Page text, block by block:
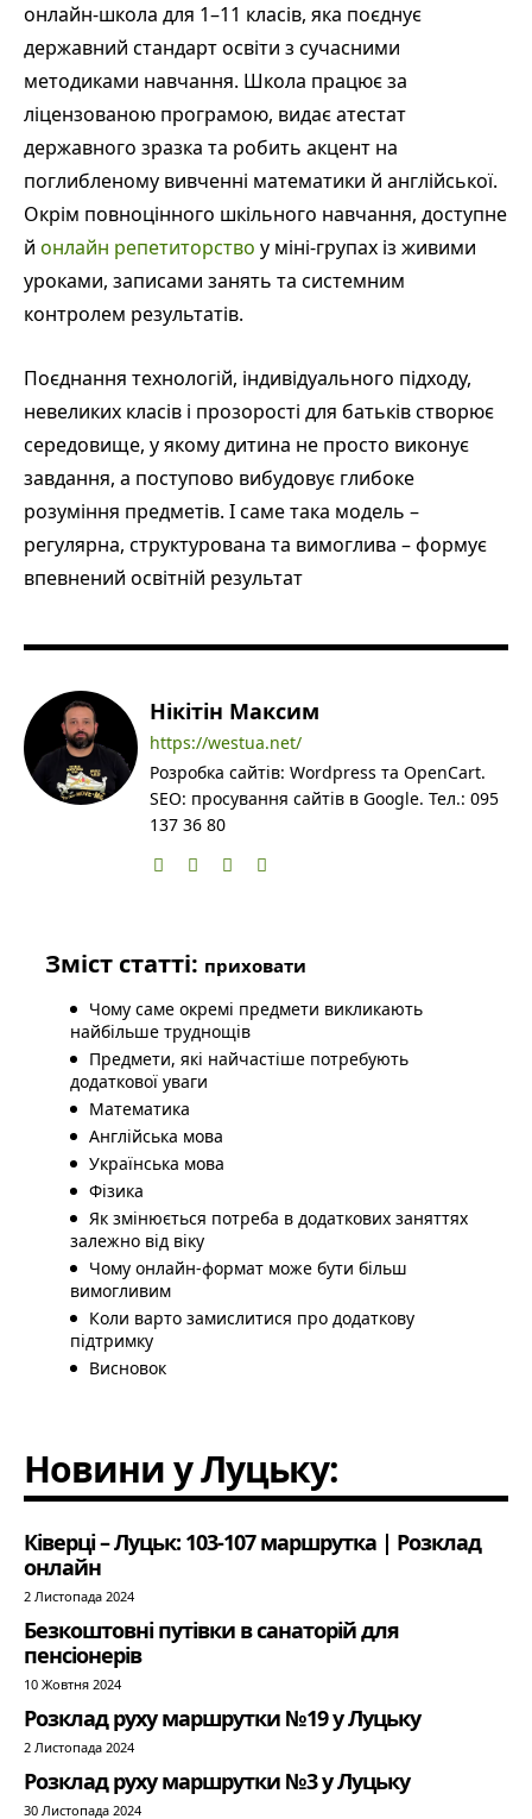
онлайн-школа для 1–11 класів, яка поєднує
державний стандарт освіти з сучасними
методиками навчання. Школа працює за
ліцензованою програмою, видає атестат
державного зразка та робить акцент на
поглибленому вивченні математики й англійської.
Окрім повноцінного шкільного навчання, доступне
й онлайн репетиторство у міні-групах із живими
уроками, записами занять та системним
контролем результатів.
Поєднання технологій, індивідуального підходу,
невеликих класів і прозорості для батьків створює
середовище, у якому дитина не просто виконує
завдання, а поступово вибудовує глибоке
розуміння предметів. І саме така модель –
регулярна, структурована та вимоглива – формує
впевнений освітній результат
Нікітін Максим
https://westua.net/
Розробка сайтів: Wordpress та OpenCart.
SEO: просування сайтів в Google. Тел.: 095
137 36 80
Зміст статті: приховати
Чому саме окремі предмети викликають
найбільше труднощів
Предмети, які найчастіше потребують
додаткової уваги
Математика
Англійська мова
Українська мова
Фізика
Як змінюється потреба в додаткових заняттях
залежно від віку
Чому онлайн-формат може бути більш
вимогливим
Коли варто замислитися про додаткову
підтримку
Висновок
Новини у Луцьку:
Ківерці – Луцьк: 103-107 маршрутка | Розклад
онлайн
2 Листопада 2024
Безкоштовні путівки в санаторій для
пенсіонерів
10 Жовтня 2024
Розклад руху маршрутки №19 у Луцьку
2 Листопада 2024
Розклад руху маршрутки №3 у Луцьку
30 Листопада 2024